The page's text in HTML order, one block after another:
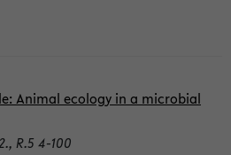
Animal ecology in a microbial
R.5 4-100